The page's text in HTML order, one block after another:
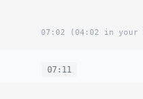
07:02 (04:02 in your
07:11